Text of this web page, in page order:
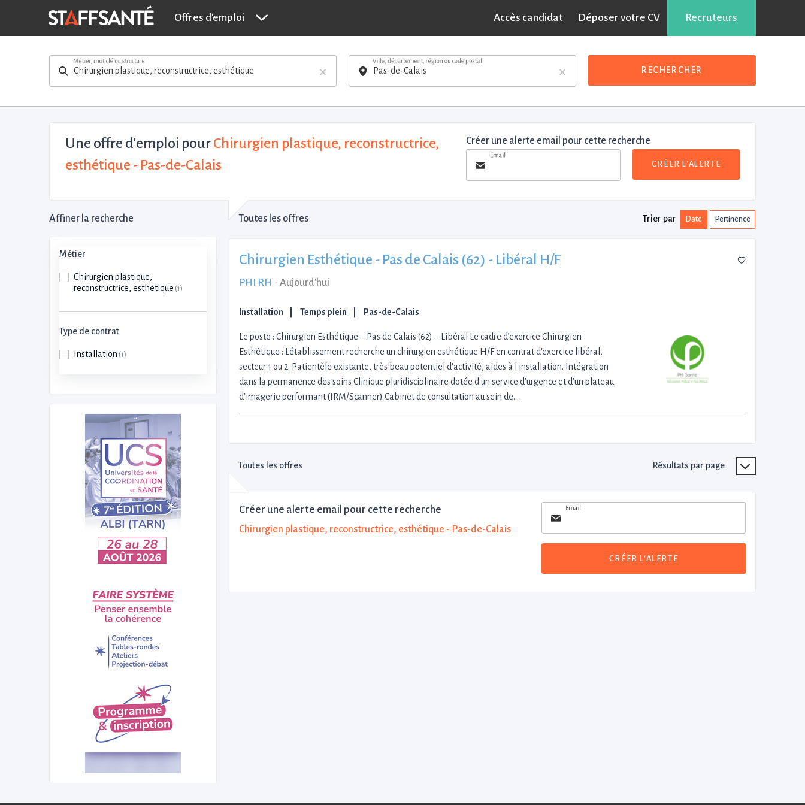
Offres d'emploi Accès candidat Déposer votre CV Recruteurs
×
Métier, mot clé ou structure
×
Ville, département, région ou code postal
RECHERCHER
Une offre d'emploi pourChirurgien plastique, reconstructrice,
esthétique - Pas-de-Calais
Créer une alerte email pour cette recherche
Email
CRÉER L'ALERTE
Affiner la recherche
Métier
Chirurgien plastique,
reconstructrice, esthétique (1)
Type de contrat
Installation (1)
Toutes les offres Trier par Date Pertinence
Chirurgien Esthétique - Pas de Calais (62) - Libéral H/F
PHI RH - Aujourd'hui
Installation Temps plein Pas-de-Calais
Le poste : Chirurgien Esthétique – Pas de Calais (62) – Libéral Le cadre d’exercice Chirurgien
Esthétique : L'établissement recherche un chirurgien esthétique H/F en contrat d'exercice libéral,
secteur 1 ou 2. Patientèle existante, très beau potentiel d'activité, aides à l'installation. Intégration
dans la permanence des soins Clinique pluridisciplinaire dotée d'un service d'urgence et d'un plateau
d'imagerie performant (IRM/Scanner) Cabinet de consultation au sein de…
Toutes les offres Résultats par page
Créer une alerte email pour cette recherche
Chirurgien plastique, reconstructrice, esthétique - Pas-de-Calais
Email
CRÉER L'ALERTE